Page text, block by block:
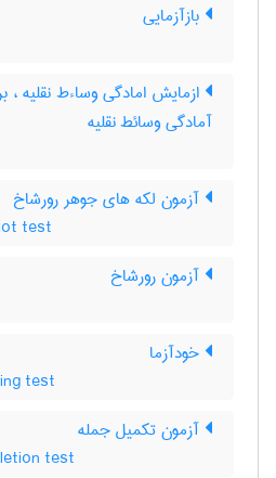
بازآزمایی
ازمایش امادگی وساءط نقلیه
آمادگی وسائط نقلیه
آزمون لکه های جوهر رورشاخ
test
آزمون رورشاخ
خودآزما
test
آزمون تکمیل جمله
test